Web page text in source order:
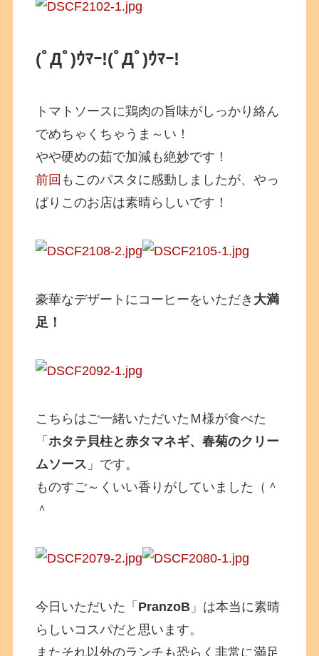
(ﾟДﾟ)ｳﾏｰ!(ﾟДﾟ)ｳﾏｰ!
トマトソースに鶏肉の旨味がしっかり絡ん
でめちゃくちゃうま～い！
やや硬めの茹で加減も絶妙です！
前回 もこのパスタに感動しましたが、やっ
ぱりこのお店は素晴らしいです！
豪華なデザートにコーヒーをいただき 大満
足！
こちらはご一緒いただいたＭ様が食べた
「ホタテ貝柱と赤タマネギ、春菊のクリー
ムソース 」です。
ものすご～くいい香りがしていました（＾
＾
今日いただいた「 PranzoB 」は本当に素晴
らしいコスパだと思います。
またそれ以外のランチも恐らく非常に満足